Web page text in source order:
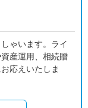
ゃいます。ライ
産運用、相続贈
応えいたしま